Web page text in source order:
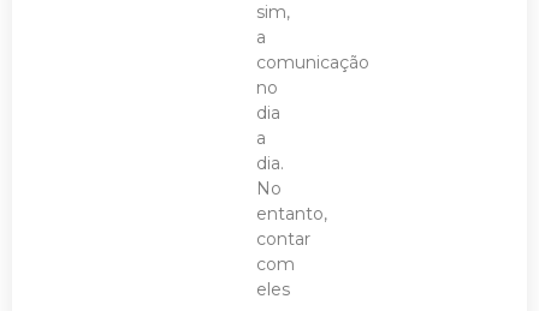
sim,
a
comunicação
no
dia
a
dia.
No
entanto,
contar
com
eles